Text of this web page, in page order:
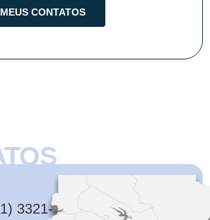
3321-